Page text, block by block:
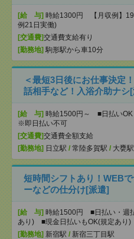
[給 与] 時給1300円 【月収例】
例21日実働)
[交通費]交通費支給有り
[勤務地] 駒形駅から車10分
＜最短3日後にお仕事決定
話相手など！入浴介助ナシ
[給 与] 時給1500円～ ■日払いOK
※即日払い不可
[交通費]交通費全額支給
[勤務地] 日立駅 / 常陸多賀駅 / 大甕駅
短時間シフトあり！WEB
ーなどの仕分け[派遣]
[給 与] 時給1500円 ■日払い・週
あり) ■現金日払いもOK(規定あり)
[勤務地] 新宿駅 / 新宿三丁目駅